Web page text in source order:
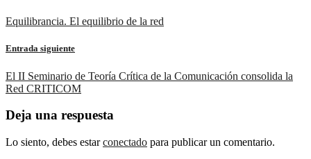
Equilibrancia. El equilibrio de la red
Entrada siguiente
El II Seminario de Teoría Crítica de la Comunicación consolida la
Red CRITICOM
Deja una respuesta
Lo siento, debes estarconectado para publicar un comentario.